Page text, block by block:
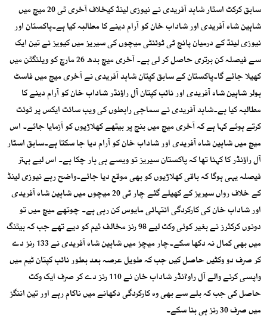
سابق کرکٹ اسٹار شاہد آفریدی نے نیوزی لینڈ کیخلاف آخری ٹی 20 میچ میں
شاہین شاہ آفریدی اور شاداب خان کو آرام دینے کا مطالبہ کیا ہے۔پاکستان اور
نیوزی لینڈ کے درمیان پانچ ٹی ٹوئنٹی میچوں کی سیریز میں کیویز نے تین ایک
سے فیصلہ کن برتری حاصل کر لی ہے۔ آخری میچ بدھ 26 مارچ کو ویلنگٹن میں
کھیلا جائے گا۔پاکستان کے سابق کپتان شاہد آفریدی نے آخری میچ میں فاسٹ
بولر شاہین شاہ آفریدی اور نائب کپتان آل راؤنڈر شاداب خان کو آرام دینے کا
مطالبہ کیا ہے۔شاہد آفریدی نے سماجی رابطوں کی ویب سائٹ ایکس پر ٹوئٹ
کرتے ہوئے کہا ہے کہ آخری میچ میں بنچ پر بیٹھے کھلاڑیوں کو آزمایا جائے۔ اس
میچ میں شاہین شاہ آفریدی اور شاداب خان کو آرام دیا جا سکتا ہے۔سابق اسٹار
آل راؤنڈر کا کہنا تھا کہ پاکستان سیریز تو ویسے ہی ہار چکا ہے۔ اس لیے بہتر
فیصلہ یہی ہوگا کہ باقی کھلاڑیوں کو بھی موقع دیا جائے۔واضح رہے نیوزی لینڈ
کے خلاف رواں سیریز کے کھیلے گئے چار ٹی 20 میچوں میں شاہین شاہ آفریدی
اور شاداب خان کی کارکردگی انتہائی مایوس کن رہی ہے۔ چوتھے میچ میں تو
دونوں کرکٹرز نے بغیر کوئی وکٹ لیے 98 رنز مخالف ٹیم کو دیے تھے جب کہ بیٹنگ
میں بھی کمال نہ دکھا سکے۔چار میچز میں شاہین شاہ آفریدی نے 133 رنز دے
کر صرف دو وکٹیں حاصل کیں جب کہ طویل عرصہ بعد بطور نائب کپتان ٹیم میں
واپسی کرنے والے آل راو?نڈر شاداب خان نے 110 رنز دے کر صرف ایک وکٹ
حاصل کی جب کہ بلے سے بھی وہ کارکردگی دکھانے میں ناکام رہے اور تین اننگز
میں صرف 30 رنز ہی بنا سکے۔